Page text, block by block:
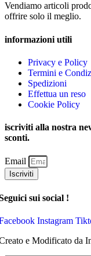
Vendiamo articoli
offrire solo il meglio.
informazioni utili
Privacy e Policy
Termini e
Spedizioni
Effettua un reso
Cookie Policy
iscriviti alla nostra
sconti.
Email
Iscriviti
sui social !
Instagram
e Modificato da